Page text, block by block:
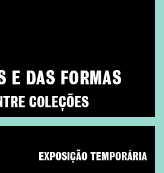
E DAS FORMAS
COLEÇÕES
EXPOSIÇÃO TEMPORÁRIA